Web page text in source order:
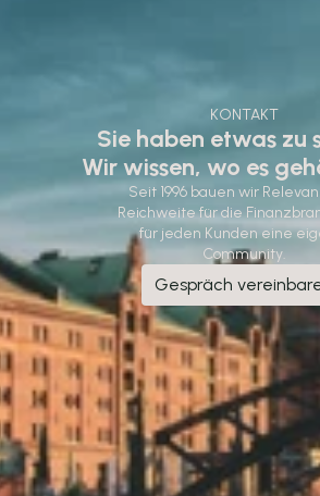
KONTAKT
Sie haben etwas zu
Wir wissen, wo es
Seit 1996 bauen wir
Reichweite für die
für jeden Kunden eine
Community.
Gespräch
Gespräch vereinbaren